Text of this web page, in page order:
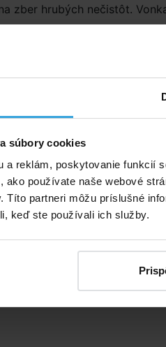
súbory cookies
a reklám, poskytovanie
ako používate naše webové
Títo partneri môžu príslušné
keď ste používali ich služby.
zber hrubých nečistôt.